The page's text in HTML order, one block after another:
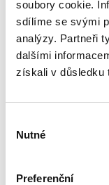
soubory cookie.
sdílíme se svými
analýzy. Partneři
dalšími
získali v důsledku
souhlasu
Nutné
Preferenční
takovým
zdánlivém